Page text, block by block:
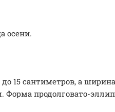
осени.
15 сантиметров, а
продолговато-